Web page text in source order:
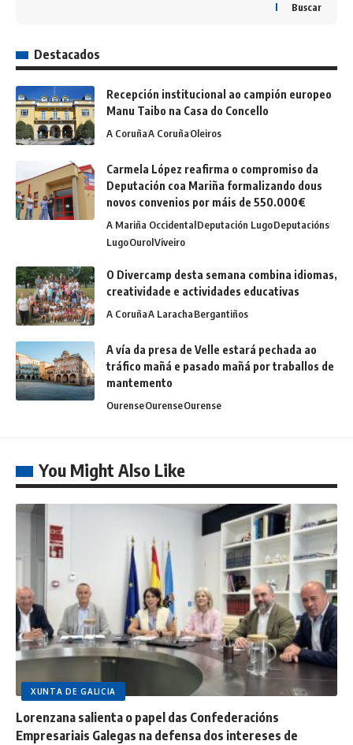
Buscar
Destacados
Recepción institucional ao campión europeo
Manu Taibo na Casa do Concello
A CoruñaA CoruñaOleiros
Carmela López reafirma o compromiso da
Deputación coa Mariña formalizando dous
novos convenios por máis de 550.000€
A Mariña OccidentalDeputación LugoDeputacións
LugoOurolViveiro
O Divercamp desta semana combina idiomas,
creatividade e actividades educativas
A CoruñaA LarachaBergantiños
A vía da presa de Velle estará pechada ao
tráfico mañá e pasado mañá por traballos de
mantemento
OurenseOurenseOurense
You Might Also Like
XUNTA DE GALICIA
Lorenzana salienta o papel das Confederacións
Empresariais Galegas na defensa dos intereses de